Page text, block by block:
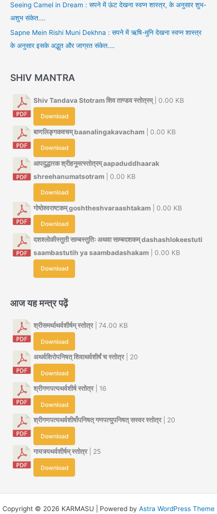
Seeing Camel in Dream : सपने में ऊंट देखना स्वप्न शास्त्र, के अनुसार शुभ-
अशुभ संकेत….
Sapne Mein Rishi Muni Dekhna : सपने में ऋषि-मुनि देखना स्वप्न शास्त्र
के अनुसार इसके अद्भुत और जाग्रत संकेत….
SHIV MANTRA
Shiv Tandava Stotram शिव ताण्डव स्तोत्रम्| 0.00 KB
Download
बाणलिङ्गकवचम् baanalingakavacham | 0.00 KB
Download
आपदुद्धारक श्रीहनूमत्स्तोत्रम् aapaduddhaarak
shreehanumatsotram | 0.00 KB
Download
गोष्ठेश्वराष्टकम् goshtheshvaraashtakam | 0.00 KB
Download
दशश्लोकीस्तुती साम्बस्तुतिः अथवा साम्बदशकम् dashashlokeestuti
saambastutih ya saambadashakam | 0.00 KB
Download
आज यह मन्त्र पढ़ें
श्रीसमर्थाथर्वशीर्षम् स्तोत्र| 74.00 KB
Download
अथर्वशिरोपनिषत् शिवाथर्वशीर्षं च स्तोत्र| 20
Download
श्रीगणपत्यथर्वशीर्ष स्तोत्र| 16
Download
श्रीगणपत्यथर्वशीर्षोपनिषत् गणपत्युपनिषत् सस्वर स्तोत्र| 20
Download
गायत्र्यथर्वशीर्षम् स्तोत्र| 25
Download
Copyright © 2026 KARMASU | Powered by Astra WordPress Theme